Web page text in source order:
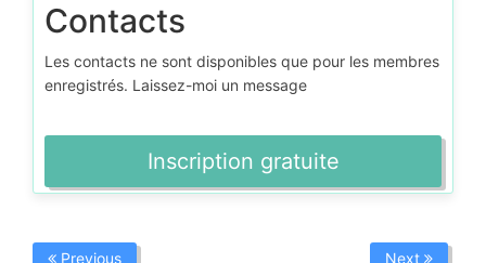
Contacts
Les contacts ne sont disponibles que pour les membres
enregistrés. Laissez-moi un message
Inscription gratuite
Previous Next